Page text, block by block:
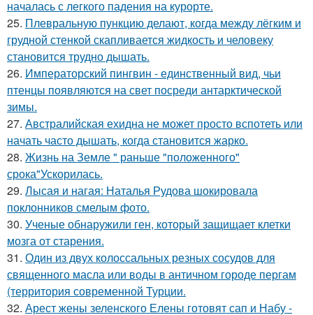
началась с легкого падения на курорте.
25. Плевральную пункцию делают, когда между лёгким и
грудной стенкой скапливается жидкость и человеку
становится трудно дышать.
26. Императорский пингвин - единственный вид, чьи
птенцы появляются на свет посреди антарктической
зимы.
27. Австралийская ехидна не может просто вспотеть или
начать часто дышать, когда становится жарко.
28. Жизнь на Земле " раньше "положенного"
срока"Ускорилась.
29. Лысая и нагая: Наталья Рудова шокировала
поклонников смелым фото.
30. Ученые обнаружили ген, который защищает клетки
мозга от старения.
31. Один из двух колоссальных резных сосудов для
священного масла или воды в античном городе пергам
(территория современной Турции.
32. Арест жены зеленского Елены готовят сап и Набу -